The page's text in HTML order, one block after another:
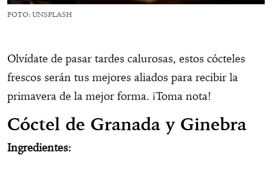
FOTO: UNSPLASH
Olvídate de pasar tardes calurosas, estos cócteles
frescos serán tus mejores aliados para recibir la
primavera de la mejor forma. ¡Toma nota!
Cóctel de Granada y Ginebra
Ingredientes: